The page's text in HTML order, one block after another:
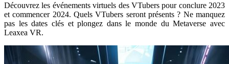
Découvrez les événements virtuels des VTubers pour conclure 2023
et commencer 2024. Quels VTubers seront présents ? Ne manquez
pas les dates clés et plongez dans le monde du Metaverse avec
Leaxea VR.